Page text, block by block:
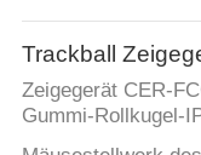
Trackball
Zeigegerät CER-
Gummi-Rollkugel-